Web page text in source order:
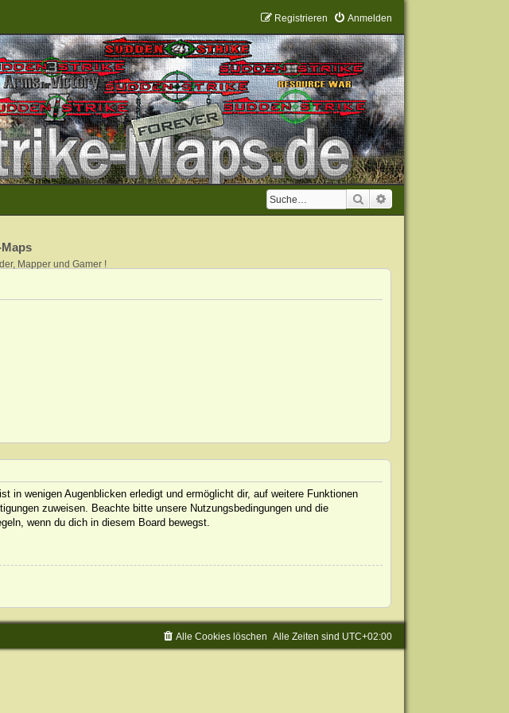
Anmelden
Registrieren
Suche
Mapper und Gamer !
in wenigen Augenblicken erledigt und ermöglicht dir, auf weitere Funktionen
zuweisen. Beachte bitte unsere Nutzungsbedingungen und die
wenn du dich in diesem Board bewegst.
Alle Zeiten sind UTC+02:00
Alle Cookies löschen